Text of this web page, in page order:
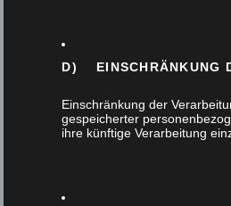
D) EINSCHRÄNKUNG
Einschränkung der
gespeicherter
ihre künftige Verarbeitung